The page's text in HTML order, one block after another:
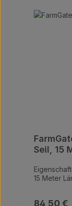
Seil, 15
Eigenschaften: Premium Torrolle
Regulärer
84,50 €